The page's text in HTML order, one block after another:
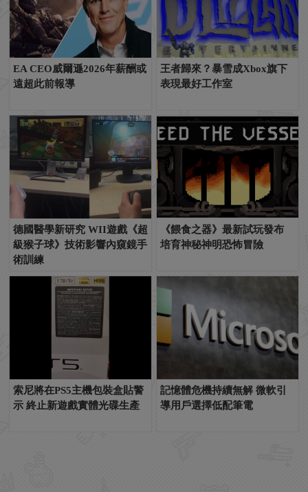
EA CEO威爾遜2026年薪酬或
遠超此前報導
王者歸來？暴雪成Xbox旗下
表現最好工作室
德國醫學新研究 WII遊戲《超
級猴子球》技術影響內窺鏡手
術訓練
《餵食之器》最新試玩發布
培育神秘神明恐怖冒險
索尼將在PS5主機包裝盒貼警
示 終止新遊戲實體光碟生產
記憶體危機持續無解 微軟引
導用戶選擇低配筆電